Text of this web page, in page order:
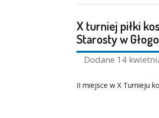
X turniej piłki
Starosty w
Dodane 14
II miejsce w X Turnieju